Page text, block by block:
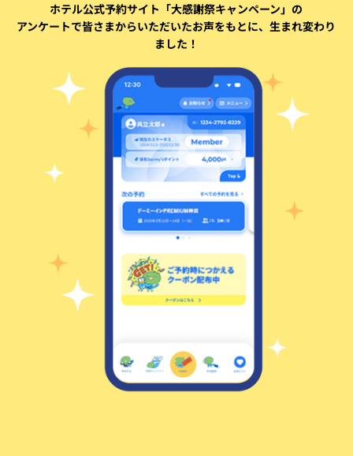
ホテル公式予約サイト「大感謝祭キャンペーン」の
アンケートで皆さまからいただいたお声をもとに、生まれ変わり
ました！